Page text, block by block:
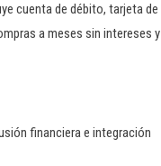
cuenta de débito, tarjeta de
a meses sin intereses y
financiera e integración